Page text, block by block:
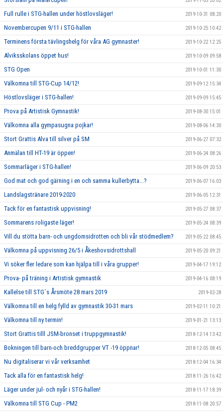
Full rulle i STG-hallen under höstlovsläger! 2019-10-31 08:20
Novembercupen 9/11 i STG-hallen 2019-10-25 10:42
Terminens första tävlingshelg för våra AG gymnaster! 2019-10-22 12:25
Alviksskolans öppet hus! 2019-10-09 09:58
STG Open 2019-10-01 11:30
Välkomna till STG-Cup 14/12! 2019-09-12 15:34
Höstlovsläger i STG-hallen! 2019-09-09 15:45
Prova på Artistisk Gymnastik! 2019-08-30 15:01
Välkomna alla gympasugna pojkar! 2019-08-06 14:30
Stort Grattis Alva till silver på SM 2019-06-27 07:32
Anmälan till HT-19 är öppen! 2019-06-24 08:26
Sommarläger i STG-hallen! 2019-06-09 20:53
God mat och god gärning i en och samma kullerbytta...? 2019-06-07 16:03
Landslagstränare 2019-2020 2019-06-05 12:31
Tack för en fantastisk uppvisning! 2019-05-27 08:37
Sommarens roligaste läger! 2019-05-24 08:39
Vill du stötta barn- och ungdomsidrotten och bli vår stödmedlem? 2019-05-22 08:45
Välkomna på uppvisning 26/5 i Åkeshovsidrottshall 2019-05-20 09:21
Vi söker fler ledare som kan hjälpa till i våra grupper! 2019-04-17 19:12
Prova- på träning i Artistisk gymnastik 2019-04-16 08:19
Kallelse till STG´s Årsmöte 28 mars 2019 2019-02-28
Välkomna till en helg fylld av gymnastik 30-31 mars 2019-02-11 10:21
Välkomna till ny termin! 2019-01-21 13:13
Stort Grattis tilll JSM-bronset i truppgymnastik! 2018-12-14 13:42
Bokningen till barn-och breddgrupper VT -19 öppnar! 2018-12-05 08:45
Nu digitaliserar vi vår verksamhet 2018-12-04 16:34
Tack alla för en fantastisk helg! 2018-11-26 16:42
Läger under jul- och nyår i STG-hallen! 2018-11-17 18:39
Välkomna till STG Cup - PM2 2018-11-08 20:57